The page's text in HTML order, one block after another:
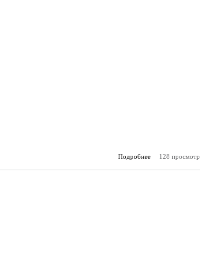
Подробнее о АП №99
128